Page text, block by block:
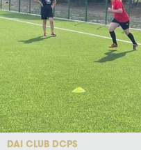
DAI CLUB DCPS